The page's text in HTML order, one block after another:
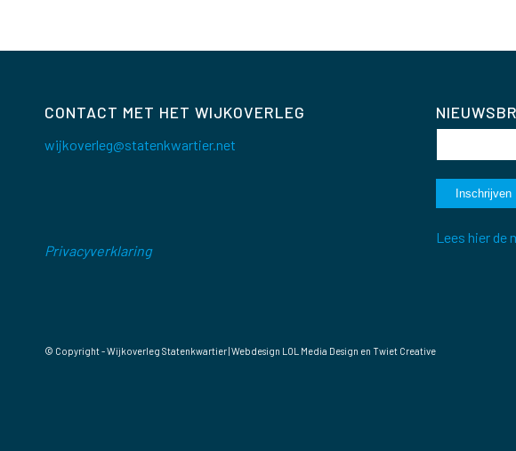
CONTACT MET HET WIJKOVERLEG
wijkoverleg@statenkwartier.net
Privacyverklaring
Lees hier de
© Copyright - Wijkoverleg Statenkwartier | Webdesign LOL Media Design en Twiet Creative